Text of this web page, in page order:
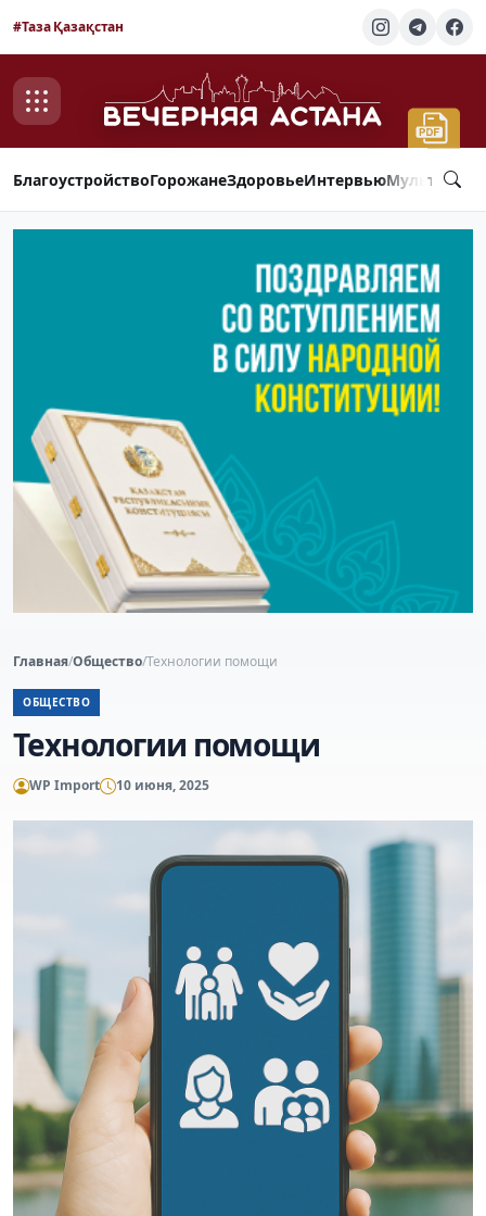
#Таза Қазақстан
БлагоустройствоГорожанеЗдоровьеИнтервью
Главная/Общество/Технологии помощи
ОБЩЕСТВО
Технологии помощи
WP Import 10 июня, 2025